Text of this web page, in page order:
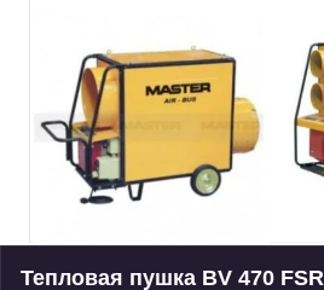
Тепловая пушка BV 470 FSR